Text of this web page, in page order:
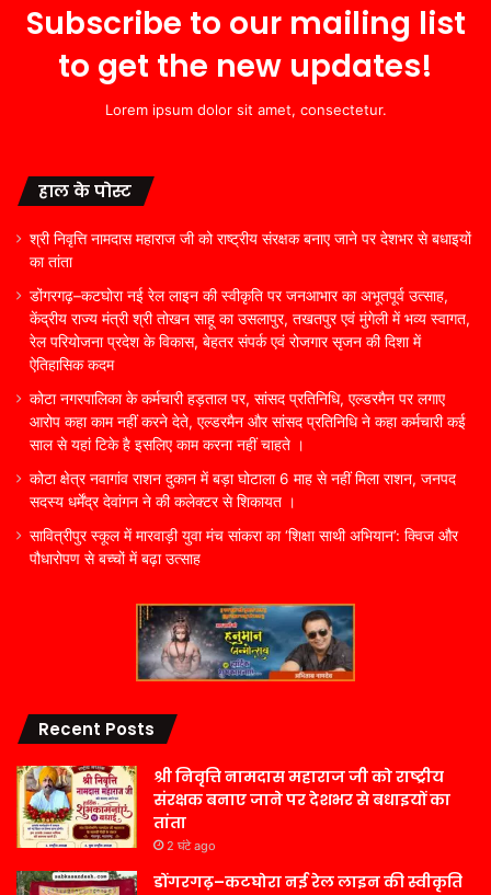
Subscribe to our mailing list
to get the new updates!
Lorem ipsum dolor sit amet, consectetur.
हाल के पोस्ट
श्री निवृत्ति नामदास महाराज जी को राष्ट्रीय संरक्षक बनाए जाने पर देशभर से बधाइयों
का तांता
डोंगरगढ़–कटघोरा नई रेल लाइन की स्वीकृति पर जनआभार का अभूतपूर्व उत्साह,
केंद्रीय राज्य मंत्री श्री तोखन साहू का उसलापुर, तखतपुर एवं मुंगेली में भव्य स्वागत,
रेल परियोजना प्रदेश के विकास, बेहतर संपर्क एवं रोजगार सृजन की दिशा में
ऐतिहासिक कदम
कोटा नगरपालिका के कर्मचारी हड़ताल पर, सांसद प्रतिनिधि, एल्डरमैन पर लगाए
आरोप कहा काम नहीं करने देते, एल्डरमैन और सांसद प्रतिनिधि ने कहा कर्मचारी कई
साल से यहां टिके है इसलिए काम करना नहीं चाहते ।
कोटा क्षेत्र नवागांव राशन दुकान में बड़ा घोटाला 6 माह से नहीं मिला राशन, जनपद
सदस्य धर्मेंद्र देवांगन ने की कलेक्टर से शिकायत ।
सावित्रीपुर स्कूल में मारवाड़ी युवा मंच सांकरा का ‘शिक्षा साथी अभियान’: क्विज और
पौधारोपण से बच्चों में बढ़ा उत्साह
Recent Posts
श्री निवृत्ति नामदास महाराज जी को राष्ट्रीय
संरक्षक बनाए जाने पर देशभर से बधाइयों का
तांता
2 घंटे ago
डोंगरगढ़–कटघोरा नई रेल लाइन की स्वीकृति